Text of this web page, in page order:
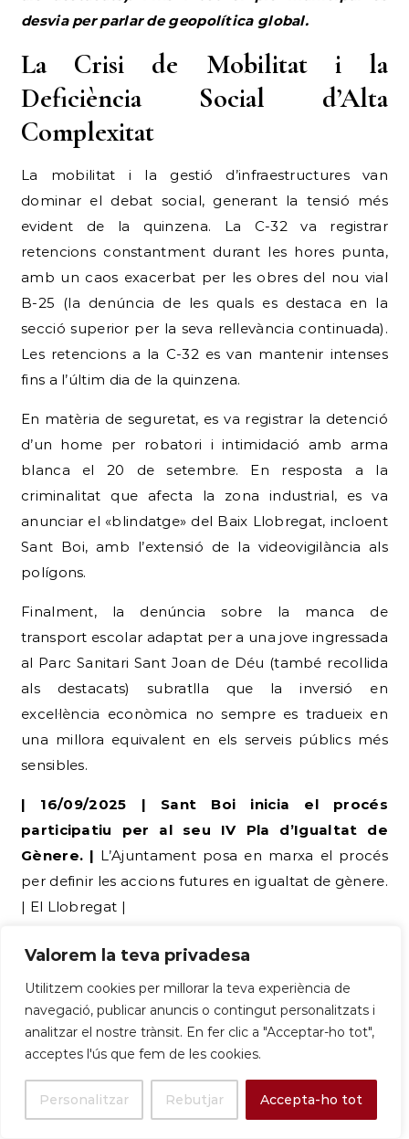
Valorem la teva privadesa
Utilitzem cookies per millorar la teva experiència de
navegació, publicar anuncis o contingut personalitzats i
analitzar el nostre trànsit. En fer clic a "Acceptar-ho tot",
acceptes l'ús que fem de les cookies.
Personalitzar Rebutjar Accepta-ho tot
La Crisi de Mobilitat i la
Deficiència Social d’Alta
Complexitat
La mobilitat i la gestió d’infraestructures van
evident de la quinzena. La C-32 va registrar
retencions constantment durant les hores punta,
amb un caos exacerbat per les obres del nou vial
B-25 (la denúncia de les quals es destaca en la
secció superior per la seva rellevància continuada).
Les retencions a la C-32 es van mantenir intenses
fins a l’últim dia de la quinzena.
En matèria de seguretat, es va registrar la detenció
blanca el 20 de setembre. En resposta a la
criminalitat que afecta la zona industrial, es va
anunciar el «blindatge» del Baix Llobregat, incloent
Sant Boi, amb l’extensió de la videovigilància als
polígons.
Finalment, la denúncia sobre la manca de
al Parc Sanitari Sant Joan de Déu (també recollida
als destacats) subratlla que la inversió en
excel·lència econòmica no sempre es tradueix en
una millora equivalent en els serveis públics més
sensibles.
| 16/09/2025 | Sant Boi inicia el procés
Gènere. |L’Ajuntament posa en marxa el procés
per definir les accions futures en igualtat de gènere.
| El Llobregat |
Sant Boi inicia el proceso participativo
para su IV Plan de Igualdad de Género
Participa en la elaboración del IV Pla d’Igualtat de
gènere de Sant Boi. Contribuye a construir una